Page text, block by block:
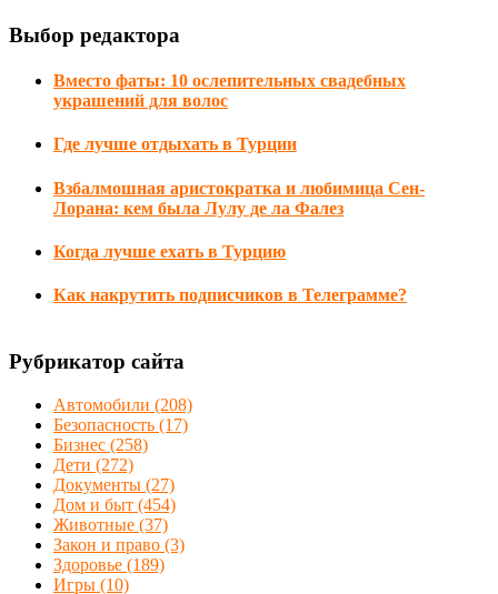
Выбор редактора
Вместо фаты: 10 ослепительных свадебных
украшений для волос
Где лучше отдыхать в Турции
Взбалмошная аристократка и любимица Сен-
Лорана: кем была Лулу де ла Фалез
Когда лучше ехать в Турцию
Как накрутить подписчиков в Телеграмме?
Рубрикатор сайта
Автомобили (208)
Безопасность (17)
Бизнес (258)
Дети (272)
Документы (27)
Дом и быт (454)
Животные (37)
Закон и право (3)
Здоровье (189)
Игры (10)